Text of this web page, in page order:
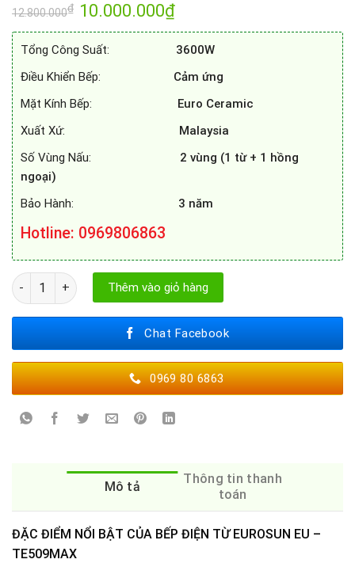
12.800.000₫ Giá
gốc
là:
12.800.000₫.
10.000.000₫Giá
tại
10.000.000₫.
Tổng Công Suất: 3600W
Điều Khiển Bếp: Cảm ứng
Mặt Kính Bếp:
Euro Ceramic
Xuất Xứ:
Malaysia
Số Vùng Nấu: 2 vùng (1 từ + 1 hồng
ngoại)
Bảo Hành: 3 năm
Hotline: 0969806863
BẾP ĐIỆN TỪ EUROSUN EU - TE509MAX số lượng
Thêm vào giỏ hàng
Chat Facebook
0969 80 6863
Mô tả
Thông tin thanh
toán
ĐẶC ĐIỂM NỔI BẬT CỦA BẾP ĐIỆN TỪ EUROSUN EU –
TE509MAX